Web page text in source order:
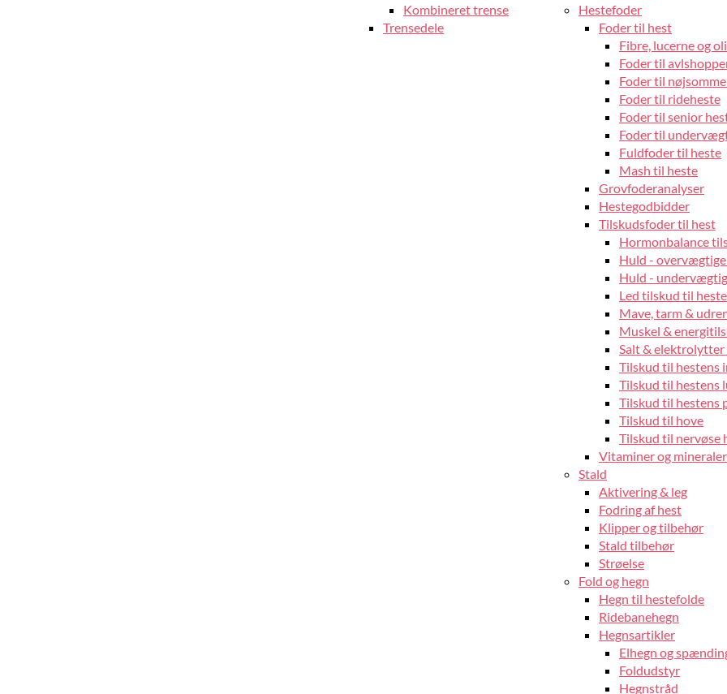
Kombineret trense
Trensedele
Hestefoder
Foder til hest
Fibre, lucerne og
Foder til
Foder til
Foder til rideheste
Foder til senior
Foder til
Fuldfoder til heste
Mash til heste
Grovfoderanalyser
Hestegodbidder
Tilskudsfoder til hest
Hormonbalance
Huld -
Huld -
Led tilskud til heste
Mave, tarm &
Muskel &
Salt &
Tilskud til hestens
Tilskud til hestens
Tilskud til hestens
Tilskud til hove
Tilskud til nervøse
Vitaminer og
Stald
Aktivering & leg
Fodring af hest
Klipper og tilbehør
Stald tilbehør
Strøelse
Fold og hegn
Hegn til hestefolde
Ridebanehegn
Hegnsartikler
Elhegn og
Foldudstyr
Hegnstråd